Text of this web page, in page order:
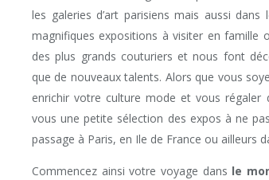
les galeries d’art parisiens mais aussi
magnifiques expositions à visiter en famille
des plus grands couturiers et nous font
que de nouveaux talents. Alors que vous
enrichir votre culture mode et vous régaler
vous une petite sélection des expos à ne
passage à Paris, en Ile de France ou ailleurs
Commencez ainsi votre voyage dans le